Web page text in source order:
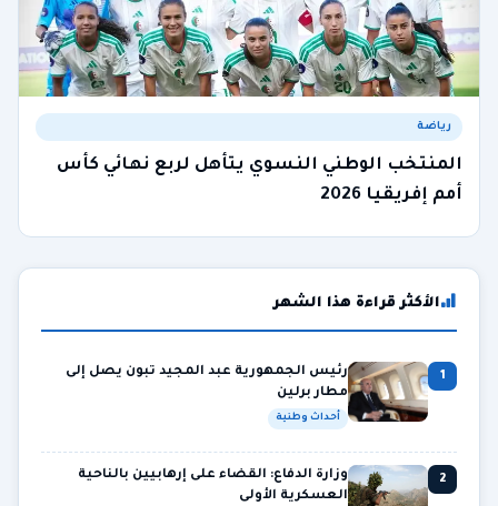
رياضة
المنتخب الوطني النسوي يتأهل لربع نهائي كأس
أمم إفريقيا 2026
الأكثر قراءة هذا الشهر
1
رئيس الجمهورية عبد المجيد تبون يصل إلى
مطار برلين
أحداث وطنية
2
وزارة الدفاع: القضاء على إرهابيين بالناحية
العسكرية الأولى